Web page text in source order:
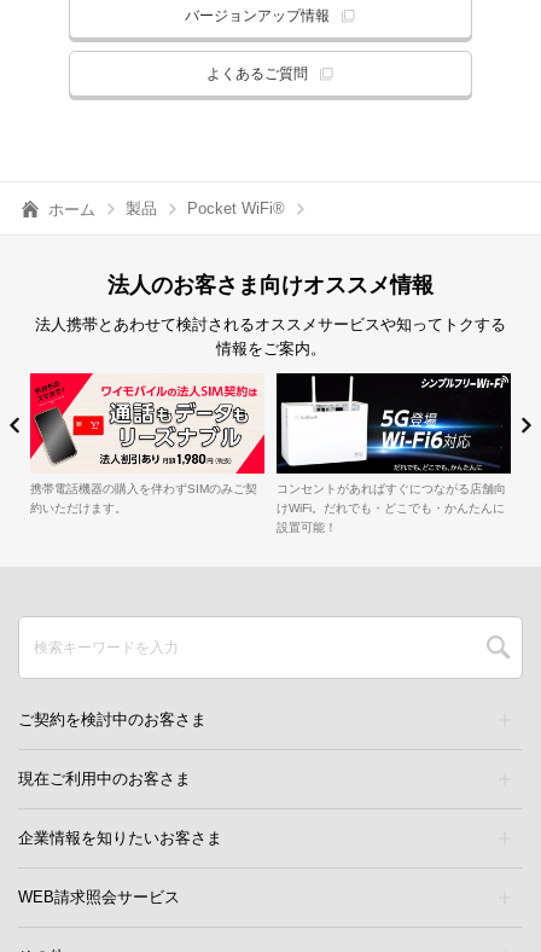
バージョンアップ情報
よくあるご質問
ホーム 製品 Pocket WiFi®
法人のお客さま向けオススメ情報
法人携帯とあわせて検討されるオススメサービスや知ってトクする
情報をご案内。
携帯電話機器の購入を伴わずSIMのみご契
約いただけます。
コンセントがあればすぐにつながる店舗向
けWiFi。だれでも・どこでも・かんたんに
設置可能！
ご契約を検討中のお客さま
現在ご利用中のお客さま
企業情報を知りたいお客さま
WEB請求照会サービス